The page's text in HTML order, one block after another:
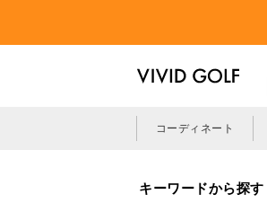
コーディネート
キーワードから探す